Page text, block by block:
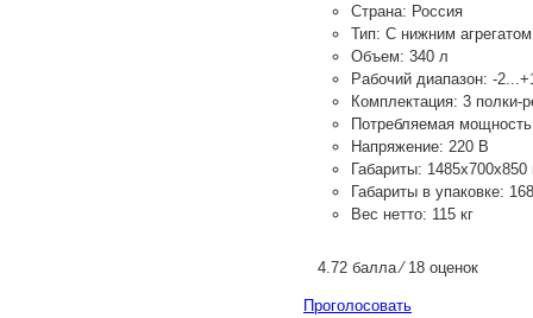
Страна: Россия
Тип: С нижним агрегатом
Объем: 340 л
Рабочий диапазон: -
Комплектация: 3 полки-
Потребляемая
Напряжение: 220 В
Габариты:
Габариты в упаковке:
Вес нетто: 115 кг
4.72 балла ⁄ 18 оценок
Проголосовать